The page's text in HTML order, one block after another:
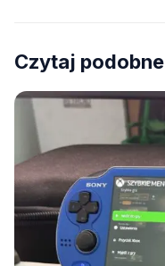
Czytaj podobne